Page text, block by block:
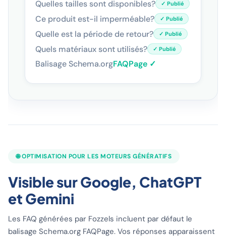
Quelles tailles sont disponibles? ✓ Publié
Ce produit est-il imperméable? ✓ Publié
Quelle est la période de retour? ✓ Publié
Quels matériaux sont utilisés? ✓ Publié
Balisage Schema.orgFAQPage ✓
🌐 OPTIMISATION POUR LES MOTEURS GÉNÉRATIFS
Visible sur Google, ChatGPT
et Gemini
Les FAQ générées par Fozzels incluent par défaut le
balisage Schema.org FAQPage. Vos réponses apparaissent